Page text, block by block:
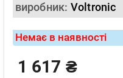
виробник: Voltronic
Немає в наявності
1 617 ₴